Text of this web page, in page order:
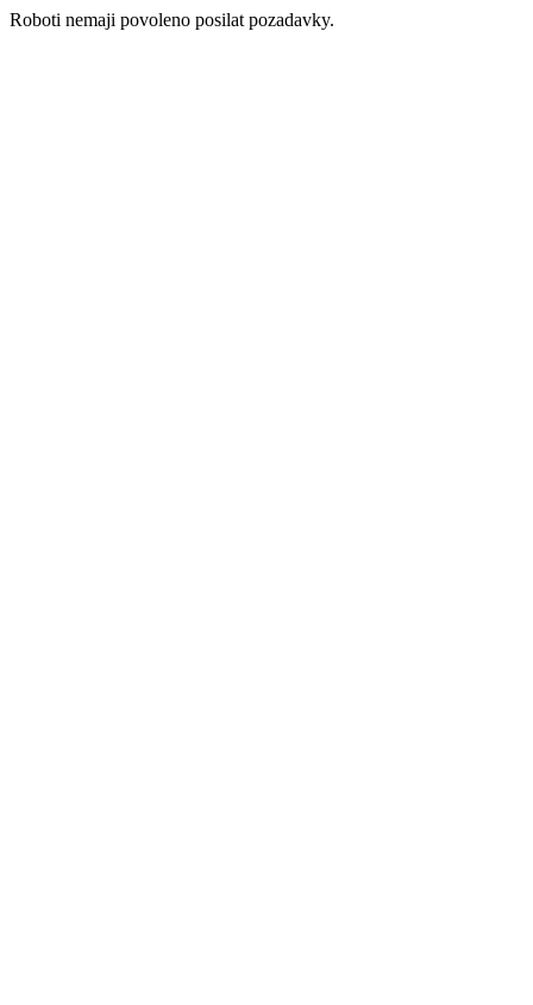
Roboti nemaji povoleno posilat pozadavky.